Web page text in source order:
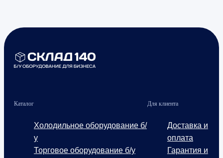
Каталог
Холодильное оборудование б/
у
Торговое оборудование б/у
Для клиента
Доставка и
оплата
Гарантия и